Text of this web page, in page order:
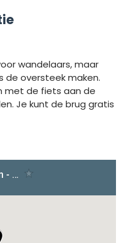
wandelaars, maar
de oversteek maken.
met de fiets aan de
Je kunt de brug gratis